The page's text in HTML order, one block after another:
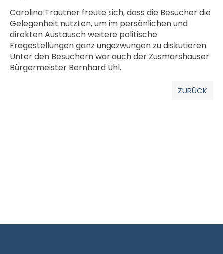
Carolina Trautner freute sich, dass die Besucher die
Gelegenheit nutzten, um im persönlichen und
direkten Austausch weitere politische
Fragestellungen ganz ungezwungen zu diskutieren.
Unter den Besuchern war auch der Zusmarshauser
Bürgermeister Bernhard Uhl.
ZURÜCK